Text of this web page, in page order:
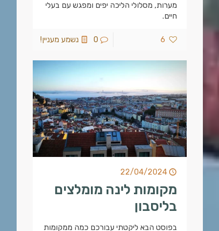
מערות, מסלולי הליכה יפים ומפגש עם בעלי
חיים.
6
0 נשמע מעניין!
22/04/2024
מקומות לינה מומלצים
בליסבון
בפוסט הבא ליקטתי עבורכם כמה ממקומות